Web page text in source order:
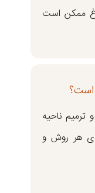
ممکن است
است؟
ترمیم ناحیه
هر روش و